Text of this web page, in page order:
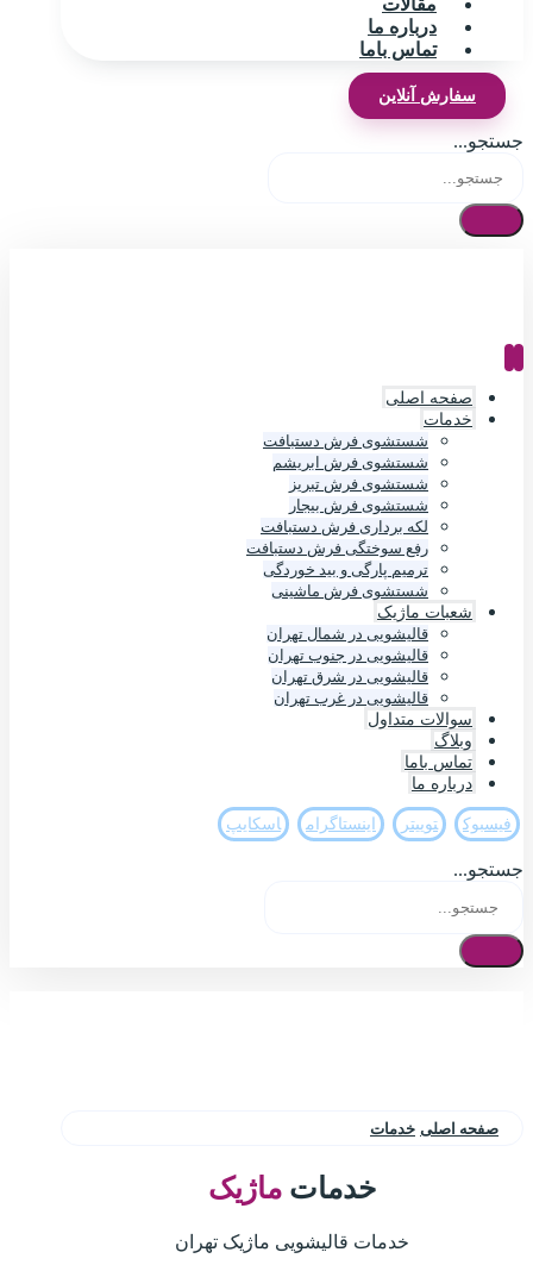
مقالات
درباره ما
تماس باما
سفارش آنلاین
جستجو...
صفحه اصلی
خدمات
شستشوی فرش دستبافت
شستشوی فرش ابریشم
شستشوی فرش تبریز
شستشوی فرش بیجار
لکه برداری فرش دستبافت
رفع سوختگی فرش دستبافت
ترمیم پارگی و بید خوردگی
شستشوی فرش ماشینی
شعبات ماژیک
قالیشویی در شمال تهران
قالیشویی در جنوب تهران
قالیشویی در شرق تهران
قالیشویی در غرب تهران
سوالات متداول
وبلاگ
تماس باما
درباره ما
فيسبوک تويیتر اینستاگرام اسکایپ
جستجو...
صفحه اصلی خدمات
خدمات ماژیک
خدمات قالیشویی ماژیک تهران